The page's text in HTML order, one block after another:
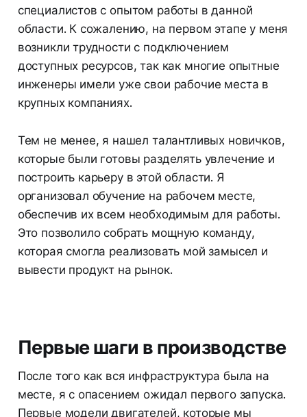
специалистов с опытом работы в данной
области. К сожалению, на первом этапе у меня
возникли трудности с подключением
доступных ресурсов, так как многие опытные
инженеры имели уже свои рабочие места в
крупных компаниях.
Тем не менее, я нашел талантливых новичков,
которые были готовы разделять увлечение и
построить карьеру в этой области. Я
организовал обучение на рабочем месте,
обеспечив их всем необходимым для работы.
Это позволило собрать мощную команду,
которая смогла реализовать мой замысел и
вывести продукт на рынок.
Первые шаги в производстве
После того как вся инфраструктура была на
месте, я с опасением ожидал первого запуска.
Первые модели двигателей, которые мы